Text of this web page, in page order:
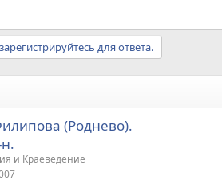
для ответа.
(Роднево).
и Краеведение